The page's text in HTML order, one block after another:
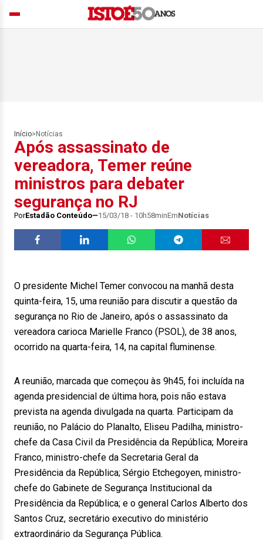
Início> Notícias
Após assassinato de
vereadora, Temer reúne
ministros para debater
segurança no RJ
PorEstadão Conteúdo 15/03/18 - 10h58minEmNotícias
O presidente Michel Temer convocou na manhã desta
quinta-feira, 15, uma reunião para discutir a questão da
segurança no Rio de Janeiro, após o assassinato da
vereadora carioca Marielle Franco (PSOL), de 38 anos,
ocorrido na quarta-feira, 14, na capital fluminense.
A reunião, marcada que começou às 9h45, foi incluída na
agenda presidencial de última hora, pois não estava
prevista na agenda divulgada na quarta. Participam da
reunião, no Palácio do Planalto, Eliseu Padilha, ministro-
chefe da Casa Civil da Presidência da República; Moreira
Franco, ministro-chefe da Secretaria Geral da
Presidência da República; Sérgio Etchegoyen, ministro-
chefe do Gabinete de Segurança Institucional da
Presidência da República; e o general Carlos Alberto dos
Santos Cruz, secretário executivo do ministério
extraordinário da Segurança Pública.